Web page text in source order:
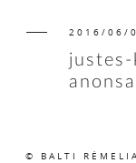
PAGRINDINIS
ISTORIJOS
2016/06/
© BALTI